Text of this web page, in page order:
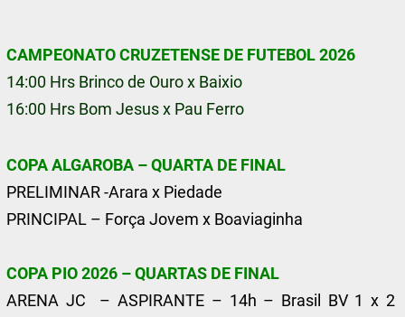
CAMPEONATO CRUZETENSE DE FUTEBOL 2026
14:00 Hrs Brinco de Ouro x Baixio
16:00 Hrs Bom Jesus x Pau Ferro
COPA ALGAROBA – QUARTA DE FINAL
PRELIMINAR -Arara x Piedade
PRINCIPAL – Força Jovem x Boaviaginha
COPA PIO 2026 – QUARTAS DE FINAL
ARENA JC – ASPIRANTE – 14h – Brasil BV 1 x 2